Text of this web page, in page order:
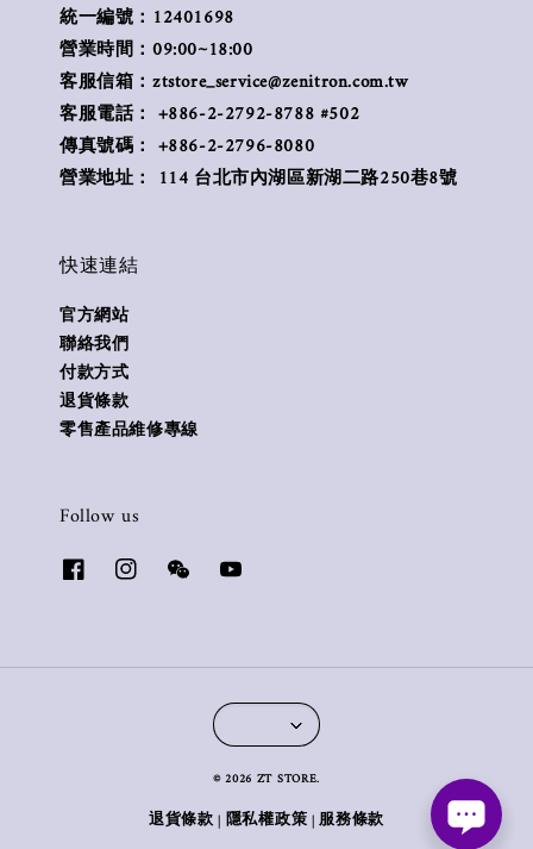
統一編號：12401698
營業時間：09:00~18:00
客服信箱：ztstore_service@zenitron.com.tw
客服電話： +886-2-2792-8788 #502
傳真號碼： +886-2-2796-8080
營業地址： 114 台北市內湖區新湖二路250巷8號
快速連結
官方網站
聯絡我們
付款方式
退貨條款
零售產品維修專線
Follow us
© 2026 ZT STORE.
退貨條款| 隱私權政策 |服務條款